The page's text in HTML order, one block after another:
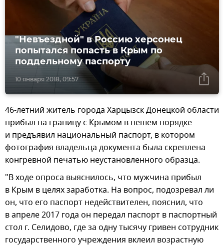
10 января 2018, 09:57
"Невъездной" в Россию херсонец
попытался попасть в Крым по
поддельному паспорту
46-летний житель города Харцызск Донецкой области
прибыл на границу с Крымом в пешем порядке
и предъявил национальный паспорт, в котором
фотография владельца документа была скреплена
конгревной печатью неустановленного образца.
"В ходе опроса выяснилось, что мужчина прибыл
в Крым в целях заработка. На вопрос, подозревал ли
он, что его паспорт недействителен, пояснил, что
в апреле 2017 года он передал паспорт в паспортный
стол г. Селидово, где за одну тысячу гривен сотрудник
государственного учреждения вклеил возрастную